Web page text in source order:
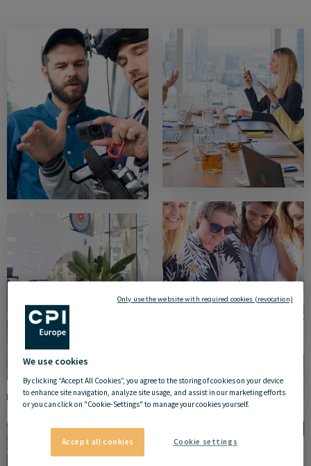
We use cookies
By clicking “Accept All Cookies”, you agree to the storing of cookies on your device
to enhance site navigation, analyze site usage, and assist in our marketing efforts
or you can click on "Cookie-Settings" to manage your cookies yourself.
Accept all cookies Cookie settings
Only use the website with required cookies (revocation)